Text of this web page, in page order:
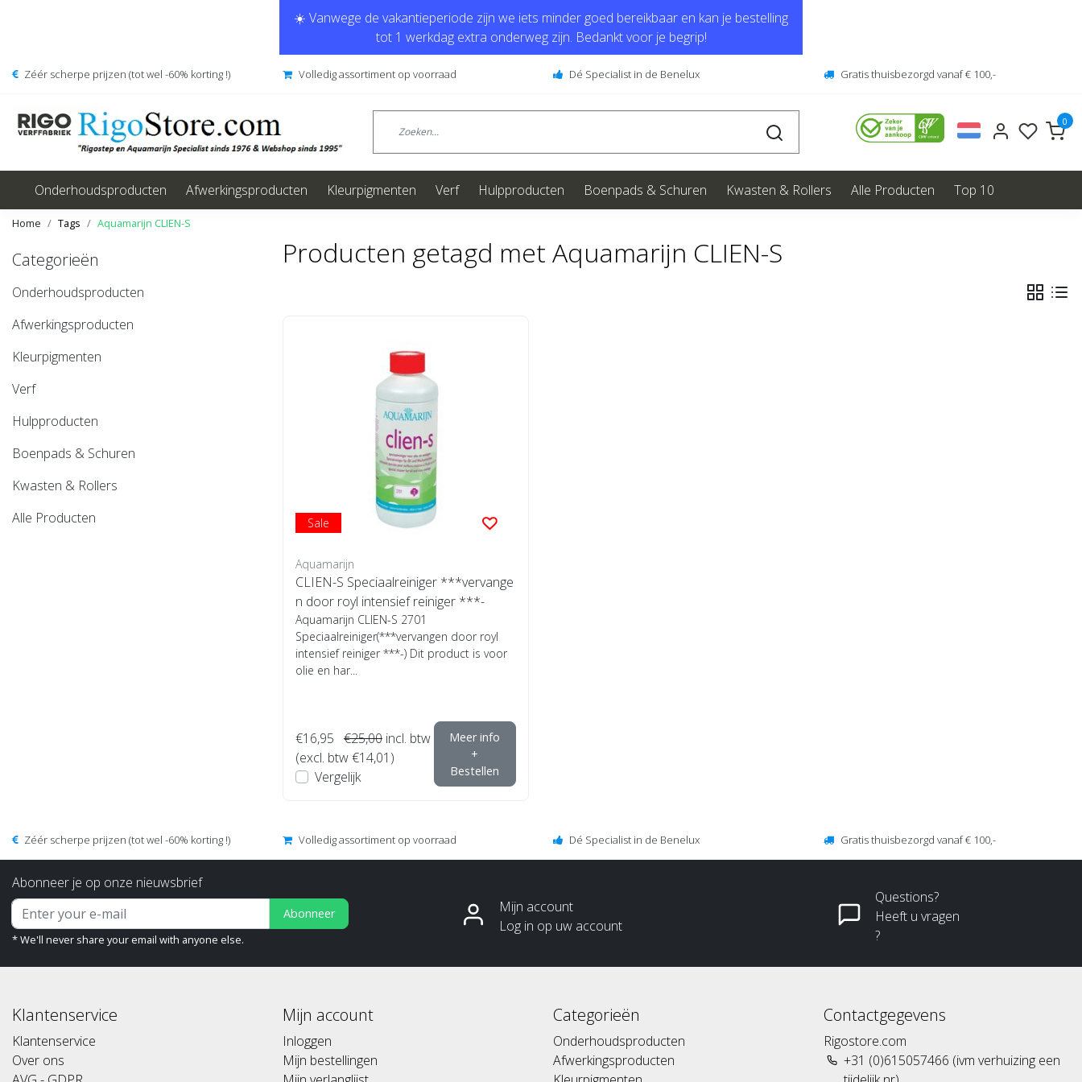
☀️ Vanwege de vakantieperiode zijn we iets minder goed bereikbaar en kan je bestelling
tot 1 werkdag extra onderweg zijn. Bedankt voor je begrip!
Zéér scherpe prijzen (tot wel -60% korting !) Volledig assortiment op voorraad Dé Specialist in de Benelux Gratis thuisbezorgd vanaf € 100,-
0
Onderhoudsproducten Afwerkingsproducten Kleurpigmenten Verf Hulpproducten Boenpads & Schuren Kwasten & Rollers Alle Producten Top 10
Home Tags Aquamarijn CLIEN-S
Categorieën
Onderhoudsproducten
Afwerkingsproducten
Kleurpigmenten
Verf
Hulpproducten
Boenpads & Schuren
Kwasten & Rollers
Alle Producten
Producten getagd met Aquamarijn CLIEN-S
Sale
Aquamarijn
CLIEN-S Speciaalreiniger ***vervange
n door royl intensief reiniger ***-
Aquamarijn CLIEN-S 2701
Speciaalreiniger(***vervangen door royl
intensief reiniger ***-) Dit product is voor
olie en har...
€16,95 €25,00 incl. btw
(excl. btw €14,01)
Vergelijk
Meer info
+
Bestellen
Zéér scherpe prijzen (tot wel -60% korting !) Volledig assortiment op voorraad Dé Specialist in de Benelux Gratis thuisbezorgd vanaf € 100,-
Abonneer je op onze nieuwsbrief
Abonneer
* We'll never share your email with anyone else.
Mijn account
Log in op uw account
Questions?
Heeft u vragen
?
Klantenservice
Klantenservice
Over ons
Mijn account
Inloggen
Mijn bestellingen
Categorieën
Onderhoudsproducten
Afwerkingsproducten
Contactgegevens
Rigostore.com
+31 (0)615057466 (ivm verhuizing een